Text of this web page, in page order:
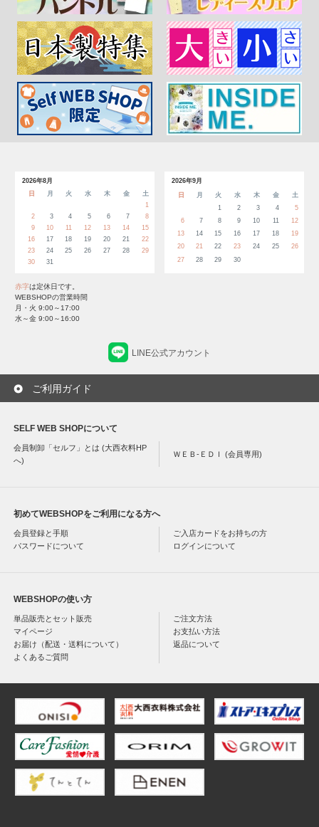
2026年8月
日
月 火 水 木 金
土
1
2
3 4 5 6 7
8
9
10 11 12 13 14
15
16
17 18 19 20 21
22
23
24 25 26 27 28
29
30
31
2026年9月
日
月 火 水 木 金
土
1
2 3 4
5
6
7 8 9 10 11
12
13
14 15 16 17 18
19
20
21 22 23 24 25
26
27
28 29 30
赤字は定休日です。
WEBSHOPの営業時間
月・火 9:00～17:00
水～金 9:00～16:00
LINE公式アカウント
ご利用ガイド
SELF WEB SHOPについて
会員制卸「セルフ」とは (大西衣料HP
へ)
ＷＥＢ-ＥＤＩ (会員専用)
初めてWEBSHOPをご利用になる方へ
会員登録と手順
ご入店カードをお持ちの方
パスワードについて
ログインについて
WEBSHOPの使い方
単品販売とセット販売
ご注文方法
マイページ
お支払い方法
お届け（配送・送料について）
返品について
よくあるご質問